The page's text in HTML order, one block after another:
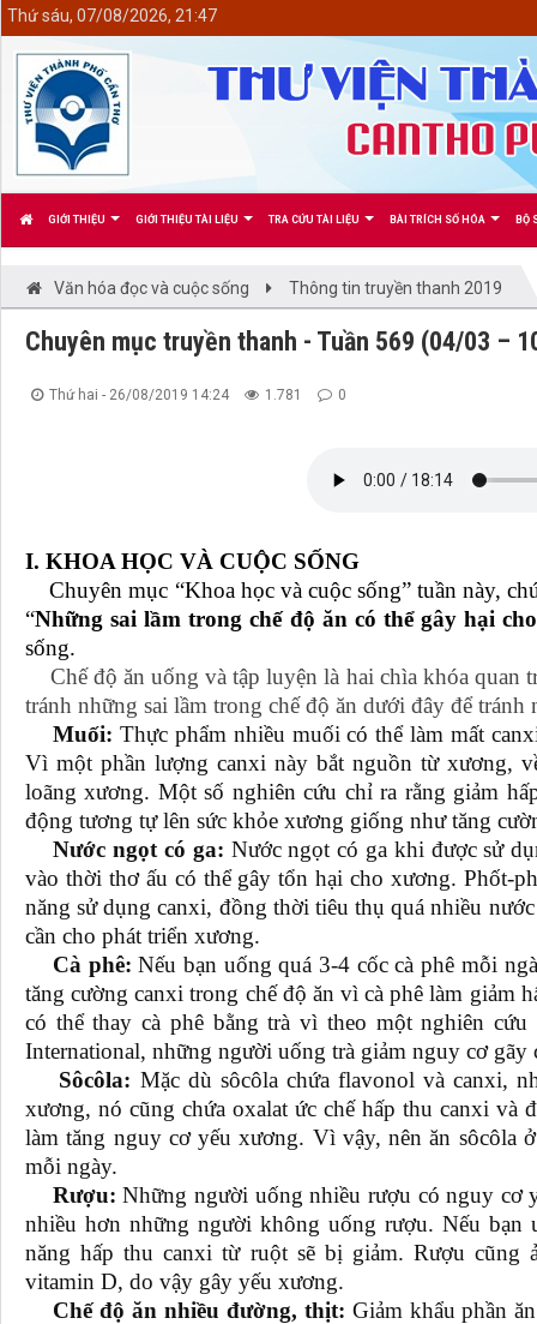
GIỚI THIỆU GIỚI THIỆU TÀI LIỆU TRA CỨU TÀI LIỆU BÀI TRÍCH SỐ HÓA BỘ
Thứ sáu, 07/08/2026, 21:47
Văn hóa đọc và cuộc sống Thông tin truyền thanh 2019
Chuyên mục truyền thanh - Tuần 569 (04/03 –
Thứ hai - 26/08/2019 14:24 1.781 0
I. KHOA HỌC VÀ CUỘC SỐNG
Chuyên mục “Khoa học và cuộc sống” tuần này,
“Những sai lầm trong chế độ ăn có thể gây hại
sống.
Chế độ ăn uống và tập luyện là hai chìa khóa quan
tránh những sai lầm trong chế độ ăn dưới đây để
Muối:Thực phẩm nhiều muối có thể làm mất
Vì một phần lượng canxi này bắt nguồn từ xương,
loãng xương. Một số nghiên cứu chỉ ra rằng giảm
động tương tự lên sức khỏe xương giống như tăng
Nước ngọt có ga: Nước ngọt có ga khi được sử
vào thời thơ ấu có thể gây tổn hại cho xương. Phốt-
năng sử dụng canxi, đồng thời tiêu thụ quá nhiều
cần cho phát triển xương.
Cà phê:Nếu bạn uống quá 3-4 cốc cà phê mỗi
tăng cường canxi trong chế độ ăn vì cà phê làm giảm
có thể thay cà phê bằng trà vì theo một nghiên
International, những người uống trà giảm nguy cơ
Sôcôla: Mặc dù sôcôla chứa flavonol và canxi,
xương, nó cũng chứa oxalat ức chế hấp thu canxi
làm tăng nguy cơ yếu xương. Vì vậy, nên ăn sôcôla
mỗi ngày.
Rượu:Những người uống nhiều rượu có nguy cơ
nhiều hơn những người không uống rượu. Nếu
năng hấp thu canxi từ ruột sẽ bị giảm. Rượu cũng
vitamin D, do vậy gây yếu xương.
Chế độ ăn nhiều đường, thịt: Giảm khẩu phần
<